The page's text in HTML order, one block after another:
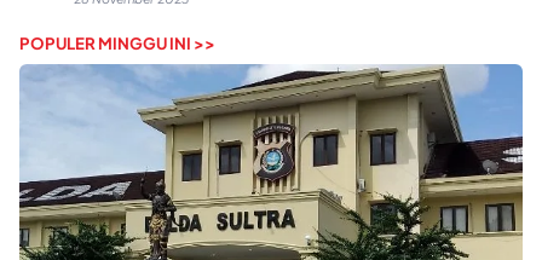
POPULER MINGGU INI >>